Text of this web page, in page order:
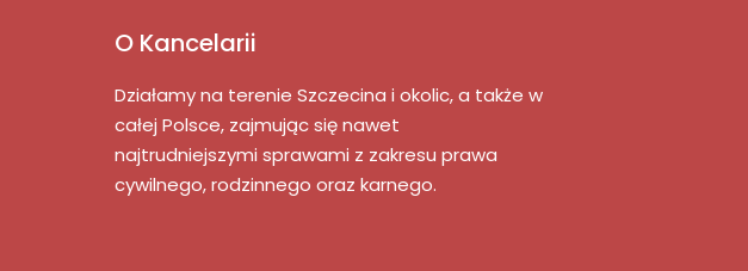
O Kancelarii
Działamy na terenie Szczecina i okolic, a także w
całej Polsce, zajmując się nawet
najtrudniejszymi sprawami z zakresu prawa
cywilnego, rodzinnego oraz karnego.